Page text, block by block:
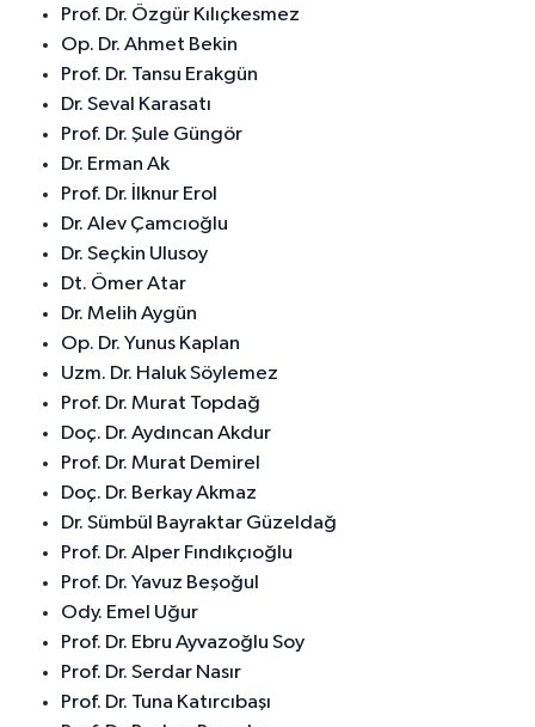
Prof. Dr. Özgür Kılıçkesmez
Op. Dr. Ahmet Bekin
Prof. Dr. Tansu Erakgün
Dr. Seval Karasatı
Prof. Dr. Şule Güngör
Dr. Erman Ak
Prof. Dr. İlknur Erol
Dr. Alev Çamcıoğlu
Dr. Seçkin Ulusoy
Dt. Ömer Atar
Dr. Melih Aygün
Op. Dr. Yunus Kaplan
Uzm. Dr. Haluk Söylemez
Prof. Dr. Murat Topdağ
Doç. Dr. Aydıncan Akdur
Prof. Dr. Murat Demirel
Doç. Dr. Berkay Akmaz
Dr. Sümbül Bayraktar Güzeldağ
Prof. Dr. Alper Fındıkçıoğlu
Prof. Dr. Yavuz Beşoğul
Ody. Emel Uğur
Prof. Dr. Ebru Ayvazoğlu Soy
Prof. Dr. Serdar Nasır
Prof. Dr. Tuna Katırcıbaşı